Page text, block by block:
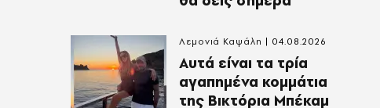
Αυτά είναι τα τρία
αγαπημένα κομμάτια
της Βικτόρια Μπέκαμ
Λεμονιά Καψάλη 04.08.2026